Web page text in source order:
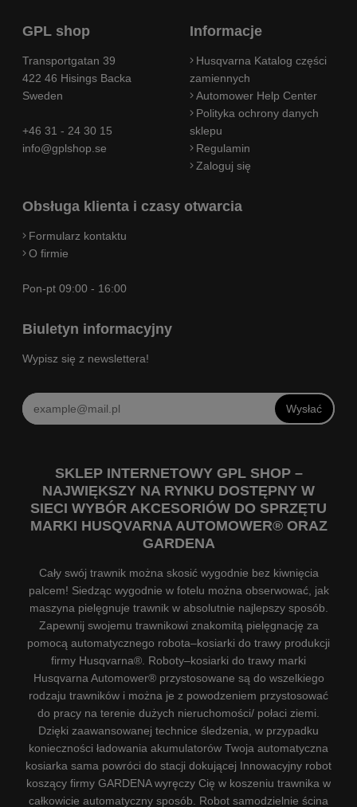
GPL shop
Transportgatan 39
422 46 Hisings Backa
Sweden
+46 31 - 24 30 15
info@gplshop.se
Informacje
Husqvarna Katalog części
zamiennych
Automower Help Center
Polityka ochrony danych
sklepu
Regulamin
Zaloguj się
Obsługa klienta i czasy otwarcia
Formularz kontaktu
O firmie
Pon-pt 09:00 - 16:00
Biuletyn informacyjny
Wypisz się z newslettera!
Wysłać
SKLEP INTERNETOWY GPL SHOP –
NAJWIĘKSZY NA RYNKU DOSTĘPNY W
SIECI WYBÓR AKCESORIÓW DO SPRZĘTU
MARKI HUSQVARNA AUTOMOWER® ORAZ
GARDENA
Cały swój trawnik można skosić wygodnie bez kiwnięcia
palcem! Siedząc wygodnie w fotelu można obserwować, jak
maszyna pielęgnuje trawnik w absolutnie najlepszy sposób.
Zapewnij swojemu trawnikowi znakomitą pielęgnację za
pomocą automatycznego robota–kosiarki do trawy produkcji
firmy Husqvarna®. Roboty–kosiarki do trawy marki
Husqvarna Automower® przystosowane są do wszelkiego
rodzaju trawników i można je z powodzeniem przystosować
do pracy na terenie dużych nieruchomości/ połaci ziemi.
Dzięki zaawansowanej technice śledzenia, w przypadku
konieczności ładowania akumulatorów Twoja automatyczna
kosiarka sama powróci do stacji dokującej Innowacyjny robot
koszący firmy GARDENA wyręczy Cię w koszeniu trawnika w
całkowicie automatyczny sposób. Robot samodzielnie ścina